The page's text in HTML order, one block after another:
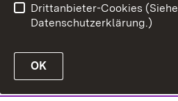
Drittanbieter-Cookies (Siehe
Datenschutzerklärung.)
OK